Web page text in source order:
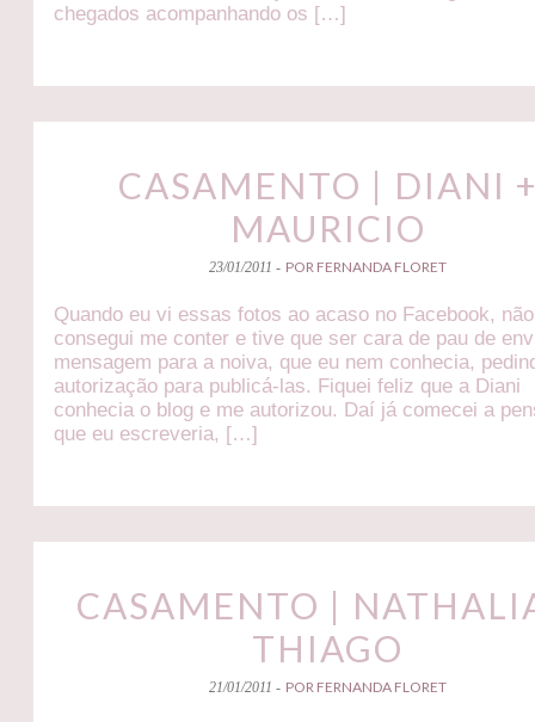
chegados acompanhando os […]
CASAMENTO | DIANI
MAURICIO
23/01/2011 - POR FERNANDA FLORET
Quando eu vi essas fotos ao acaso no Facebook, não
consegui me conter e tive que ser cara de pau de
mensagem para a noiva, que eu nem conhecia,
autorização para publicá-las. Fiquei feliz que a Diani
conhecia o blog e me autorizou. Daí já comecei a
que eu escreveria, […]
CASAMENTO |
THIAGO
21/01/2011 - POR FERNANDA FLORET